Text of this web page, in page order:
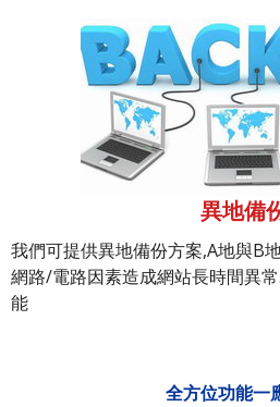
異地備
我們可提供異地備份方案,A地與B
網路/電路因素造成網站長時間異
能
全方位功能一